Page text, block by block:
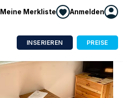
Meine Merkliste Anmelden
INSERIEREN PREISE